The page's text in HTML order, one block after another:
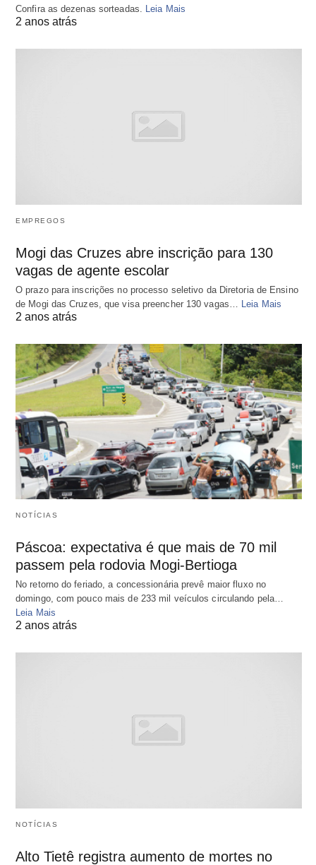
Confira as dezenas sorteadas. Leia Mais
2 anos atrás
EMPREGOS
Mogi das Cruzes abre inscrição para 130
vagas de agente escolar
O prazo para inscrições no processo seletivo da Diretoria de Ensino
de Mogi das Cruzes, que visa preencher 130 vagas… Leia Mais
2 anos atrás
NOTÍCIAS
Páscoa: expectativa é que mais de 70 mil
passem pela rodovia Mogi-Bertioga
No retorno do feriado, a concessionária prevê maior fluxo no
domingo, com pouco mais de 233 mil veículos circulando pela…
Leia Mais
2 anos atrás
NOTÍCIAS
Alto Tietê registra aumento de mortes no